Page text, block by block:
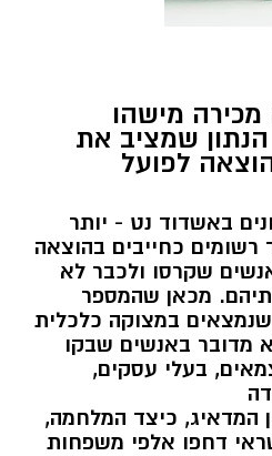
מישהו
שמציב את
לפועל
באשדוד נט - יותר
רשומים כחייבים בהוצאה
שקרסו ולכבר לא
מכאן שהמספר
במצוקה כלכלית
מדובר באנשים שבקו
בעלי עסקים,
המדאיג, כיצד המלחמה,
דחפו אלפי משפחות